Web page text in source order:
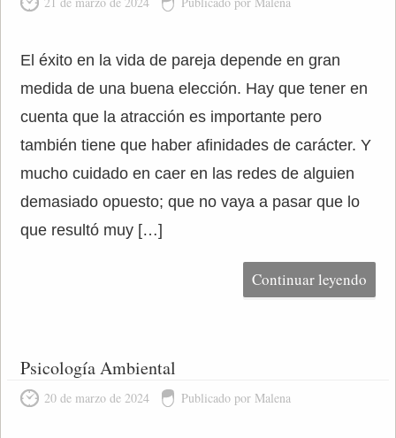
El éxito en la vida de pareja depende en gran
medida de una buena elección. Hay que tener en
cuenta que la atracción es importante pero
también tiene que haber afinidades de carácter. Y
mucho cuidado en caer en las redes de alguien
demasiado opuesto; que no vaya a pasar que lo
que resultó muy […]
Continuar leyendo
Psicología Ambiental
20 de marzo de 2024 Publicado por Malena